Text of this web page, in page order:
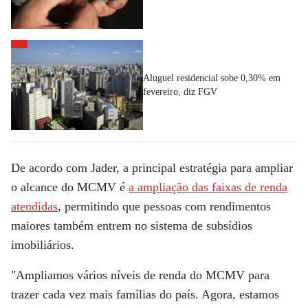
Aluguel residencial sobe 0,30% em
fevereiro, diz FGV
De acordo com Jader, a principal estratégia para ampliar
o alcance do MCMV é a ampliação das faixas de renda
atendidas, permitindo que pessoas com rendimentos
maiores também entrem no sistema de subsídios
imobiliários.
"Ampliamos vários níveis de renda do MCMV para
trazer cada vez mais famílias do país. Agora, estamos